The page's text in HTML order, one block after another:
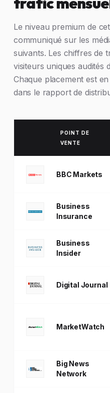
Le niveau premium de
communiqué sur les
suivants. Les chiffres de
visiteurs uniques audités
Chaque placement est
dans le rapport de
POINT DE
VENTE
BBC Markets
Business
Insurance
Business
Insider
Digital Journal
MarketWatch
Big News
Network